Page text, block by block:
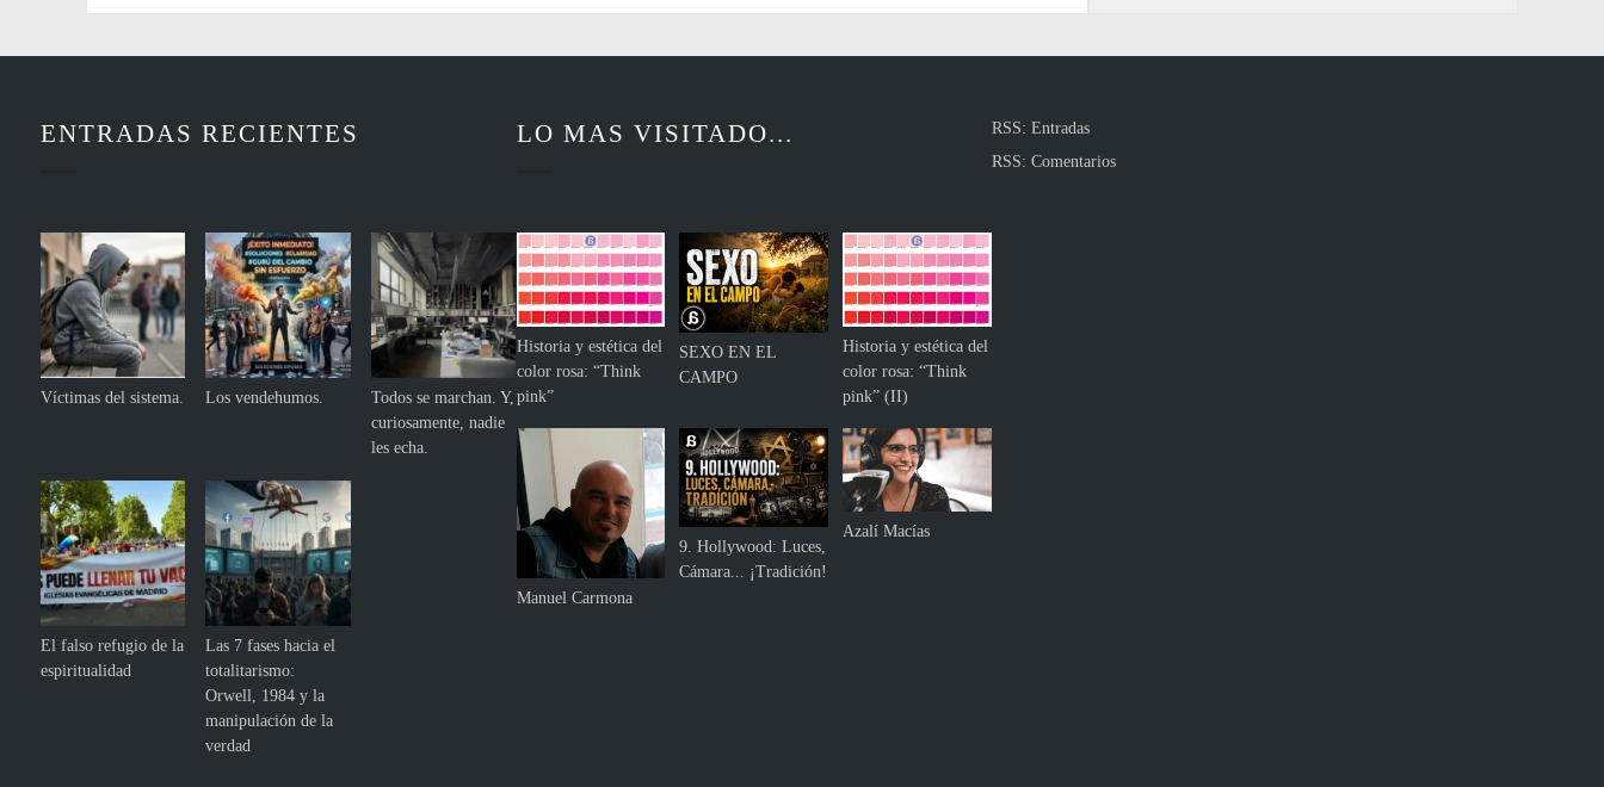
ENTRADAS RECIENTES
Víctimas del sistema. Los vendehumos.
Todos se marchan. Y,
curiosamente, nadie
les echa.
El falso refugio de la
espiritualidad
Las 7 fases hacia el
totalitarismo:
Orwell, 1984 y la
manipulación de la
verdad
LO MAS VISITADO...
Historia y estética del
color rosa: “Think
pink”
SEXO EN EL
CAMPO
Historia y estética del
color rosa: “Think
pink” (II)
Manuel Carmona
9. Hollywood: Luces,
Cámara... ¡Tradición!
Azalí Macías
RSS: Entradas
RSS: Comentarios